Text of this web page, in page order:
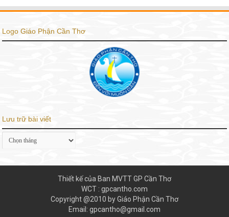
Logo Giáo Phận Cần Thơ
Lưu trữ bài viết
Lưu
trữ
Thiết kế của Ban MVTT GP Cần Thơ
WCT : gpcantho.com
Copyright @2010 by Giáo Phận Cần Thơ
Email: gpcantho@gmail.com